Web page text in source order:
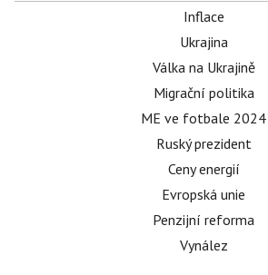
Inflace
Ukrajina
Válka na Ukrajině
Migrační politika
ME ve fotbale 2024
Ruský prezident
Ceny energií
Evropská unie
Penzijní reforma
Vynález